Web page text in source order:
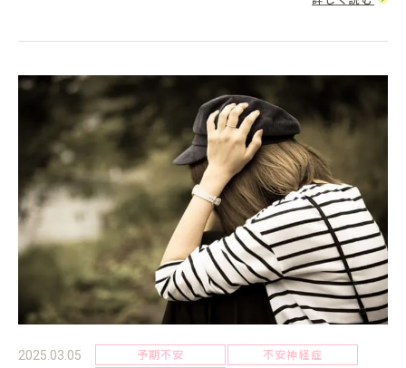
2025.03.05 予期不安
不安神経症